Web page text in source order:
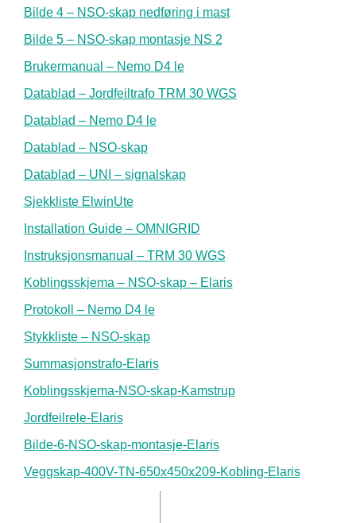
Bilde 4 – NSO-skap nedføring i mast
Bilde 5 – NSO-skap montasje NS 2
Brukermanual – Nemo D4 le
Datablad – Jordfeiltrafo TRM 30 WGS
Datablad – Nemo D4 le
Datablad – NSO-skap
Datablad – UNI – signalskap
Sjekkliste ElwinUte
Installation Guide – OMNIGRID
Instruksjonsmanual – TRM 30 WGS
Koblingsskjema – NSO-skap – Elaris
Protokoll – Nemo D4 le
Stykkliste – NSO-skap
Summasjonstrafo-Elaris
Koblingsskjema-NSO-skap-Kamstrup
Jordfeilrele-Elaris
Bilde-6-NSO-skap-montasje-Elaris
Veggskap-400V-TN-650x450x209-Kobling-Elaris